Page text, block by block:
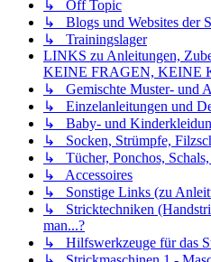
↳ Off Topic
↳ Blogs und Websites der
↳ Trainingslager
LINKS zu Anleitungen,
KEINE FRAGEN, KEINE
↳ Gemischte Muster- und
↳ Einzelanleitungen und
↳ Baby- und
↳ Socken, Strümpfe,
↳ Tücher, Ponchos,
↳ Accessoires
↳ Sonstige Links (zu
↳ Stricktechniken
man...?
↳ Hilfswerkzeuge für das